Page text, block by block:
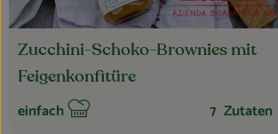
Zucchini-Schoko-Brownies mit
Feigenkonfitüre
Schwierigkeit:
einfach 7 Zutaten